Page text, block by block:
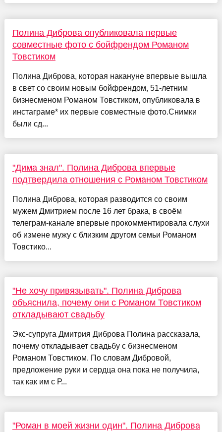
Полина Диброва опубликовала первые
совместные фото с бойфрендом Романом
Товстиком
Полина Диброва, которая накануне впервые вышла
в свет со своим новым бойфрендом, 51-летним
бизнесменом Романом Товстиком, опубликовала в
инстаграме* их первые совместные фото.Снимки
были сд...
"Дима знал". Полина Диброва впервые
подтвердила отношения с Романом Товстиком
Полина Диброва, которая разводится со своим
мужем Дмитрием после 16 лет брака, в своём
телеграм-канале впервые прокомментировала слухи
об измене мужу с близким другом семьи Романом
Товстико...
"Не хочу привязывать". Полина Диброва
объяснила, почему они с Романом Товстиком
откладывают свадьбу
Экс-супруга Дмитрия Диброва Полина рассказала,
почему откладывает свадьбу с бизнесменом
Романом Товстиком. По словам Дибровой,
предложение руки и сердца она пока не получила,
так как им с Р...
"Роман в моей жизни один". Полина Диброва